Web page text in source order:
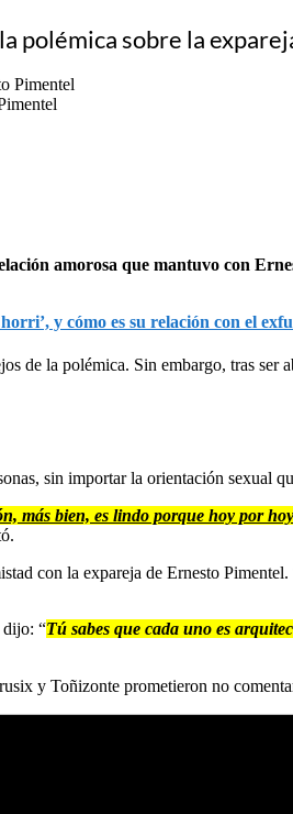
sobre la expareja
amorosa que mantuvo con
y cómo es su relación con el
de la polémica. Sin embargo, tras
sin importar la orientación sexual
más bien, es lindo porque hoy por
con la expareja de Ernesto Pimentel.
dijo: “Tú sabes que cada uno es
y Toñizonte prometieron no